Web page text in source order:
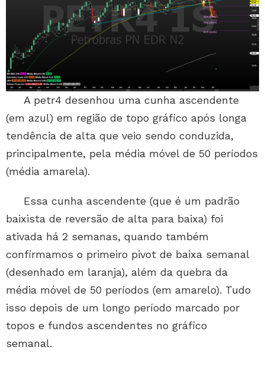
A petr4 desenhou uma cunha ascendente
(em azul) em região de topo gráfico após longa
tendência de alta que veio sendo conduzida,
principalmente, pela média móvel de 50 períodos
(média amarela).
Essa cunha ascendente (que é um padrão
baixista de reversão de alta para baixa) foi
ativada há 2 semanas, quando também
confirmamos o primeiro pivot de baixa semanal
(desenhado em laranja), além da quebra da
média móvel de 50 períodos (em amarelo). Tudo
isso depois de um longo período marcado por
topos e fundos ascendentes no gráfico
semanal.